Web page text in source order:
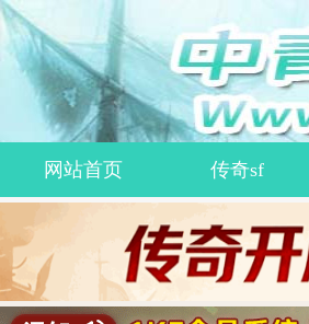
网站首页 传奇sf